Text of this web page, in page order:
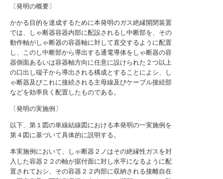
〔発明の概要〕
かかる目的を達成するために本発明のガス絶縁開閉装置
では、しゃ断器容器内部に配設されるし中断部を、その
動作軸がしゃ断器の容器軸に対して直交するように配置
し、このし中断部から導出する通電導体をしゃ断器の容
器側面あるいは容器軸方向に任意に設けられた２つ以上
の口出し端子から導出される構成とすることによシ、し
ゃ断器及びこれに接続される主母線及びケーブル接続部
などを効率良く配置したものである。
〔発明の実施例〕
以下、第１図の単線結線図における本発明の一実施例を
第４図に基づいて具体的に説明する。
本実施例において、しゃ断器２ノはその絶縁性ガスを封
入した容器２２の軸が据付面に対し水平になるように配
置されておシ、その容器２２内部に収納される接離自在